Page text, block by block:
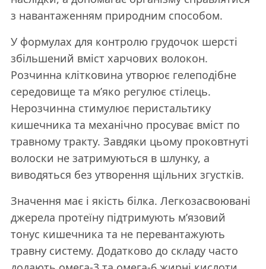
з навантаженням природним способом.
У формулах для контролю грудочок шерсті
збільшений вміст харчових волокон.
Розчинна клітковина утворює гелеподібне
середовище та м’яко регулює стілець.
Нерозчинна стимулює перистальтику
кишечника та механічно просуває вміст по
травному тракту. Завдяки цьому проковтнуті
волоски не затримуються в шлунку, а
виводяться без утворення щільних згустків.
Значення має і якість білка. Легкозасвоювані
джерела протеїну підтримують м’язовий
тонус кишечника та не перевантажують
травну систему. Додатково до складу часто